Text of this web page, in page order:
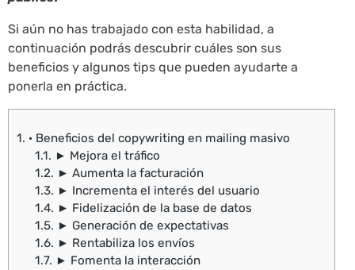
Si aún no has trabajado con esta habilidad, a
continuación podrás descubrir cuáles son sus
beneficios y algunos tips que pueden ayudarte a
ponerla en práctica.
1. · Beneficios del copywriting en mailing masivo
1.1. ► Mejora el tráfico
1.2. ► Aumenta la facturación
1.3. ► Incrementa el interés del usuario
1.4. ► Fidelización de la base de datos
1.5. ► Generación de expectativas
1.6. ► Rentabiliza los envíos
1.7. ► Fomenta la interacción